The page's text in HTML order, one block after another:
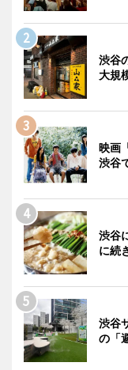
渋谷
大規
映画
渋谷
渋谷
に続
渋谷
の「